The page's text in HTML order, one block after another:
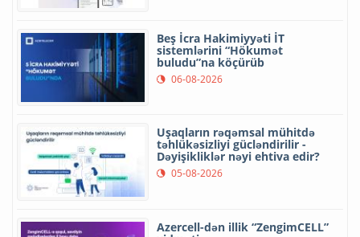
Beş İcra Hakimiyyəti İT
sistemlərini “Hökumət
buludu”na köçürüb
06-08-2026
Uşaqların rəqəmsal mühitdə
təhlükəsizliyi gücləndirilir -
Dəyişikliklər nəyi ehtiva edir?
05-08-2026
Azercell-dən illik “ZengimCELL”